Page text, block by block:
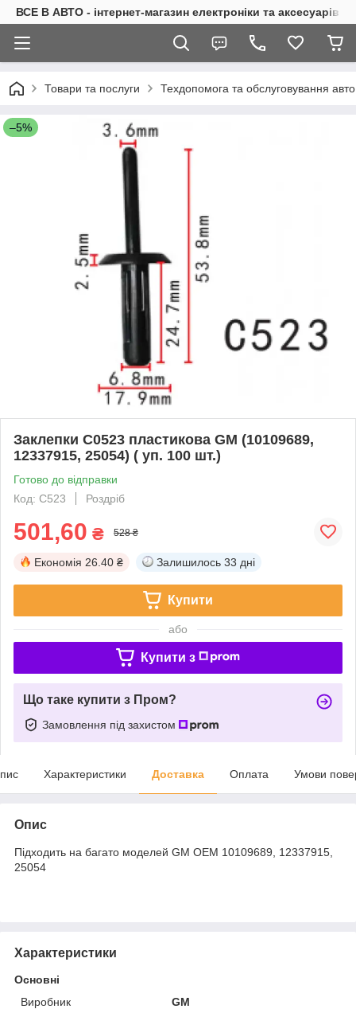
ВСЕ В АВТО - інтернет-магазин електроніки та аксесуарів в
Товари та послуги Техдопомога та обслуговування авто
–5%
Заклепки C0523 пластикова GM (10109689,
12337915, 25054) ( уп. 100 шт.)
Готово до відправки
Код: C523
Роздріб
501,60 ₴ 528 ₴
Економія 26.40 ₴ Залишилось 33 дні
Купити
або
Купити з
Що таке купити з Пром?
Замовлення під захистом
Характеристики Доставка Оплата Умови
Опис
Підходить на багато моделей GM OEM 10109689, 12337915,
25054
Характеристики
Основні
Виробник
GM